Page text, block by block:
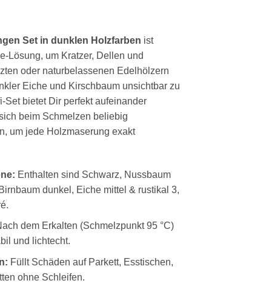
Set in dunklen Holzfarben ist
Lösung, um Kratzer, Dellen und
oder naturbelassenen Edelhölzern
Eiche und Kirschbaum unsichtbar zu
Set bietet Dir perfekt aufeinander
beim Schmelzen beliebig
um jede Holzmaserung exakt
Enthalten sind Schwarz, Nussbaum
dunkel, Eiche mittel & rustikal 3,
dem Erkalten (Schmelzpunkt 95 °C)
und lichtecht.
Füllt Schäden auf Parkett, Esstischen,
ohne Schleifen.